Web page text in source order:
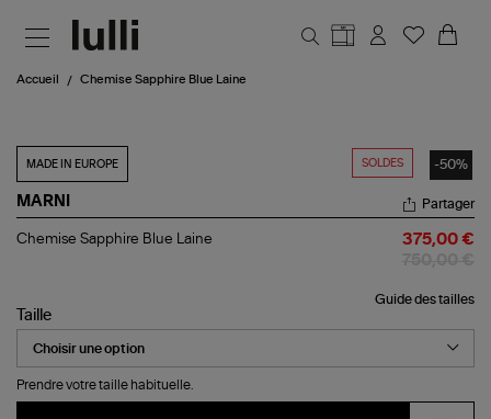
Accueil Chemise Sapphire Blue Laine
SOLDES -50%
MADE IN EUROPE
MARNI
Chemise
Partager
Chemise Sapphire Blue Laine 375,00 €
Guide des tailles
Taille
Prendre votre taille habituelle.